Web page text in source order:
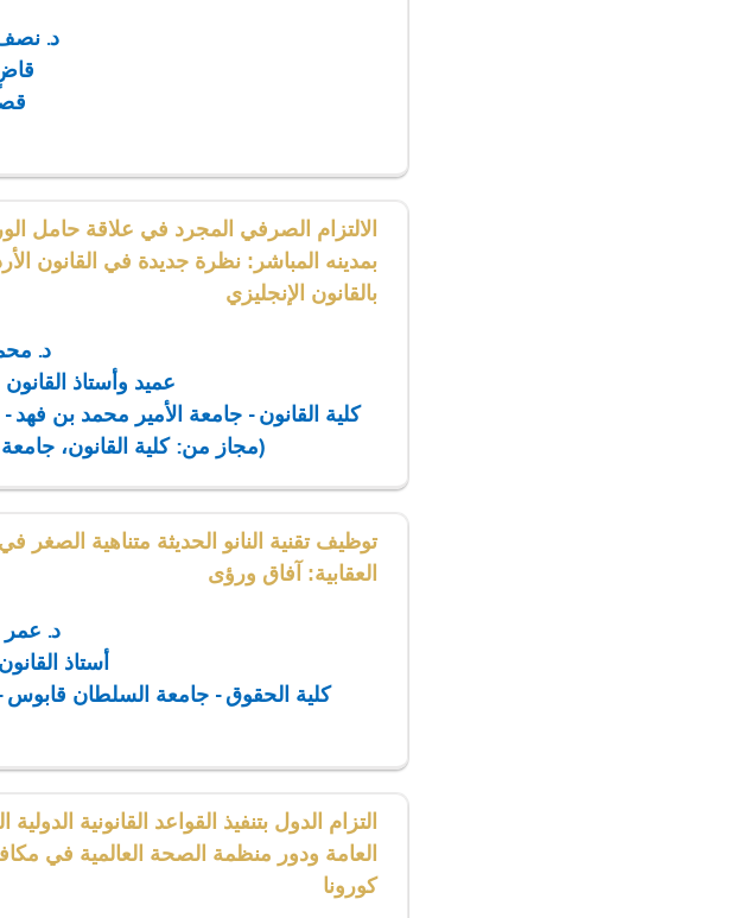
د.
الالتزام الصرفي المجرد في علاقة حامل
بمدينه المباشر: نظرة جديدة في القانون
بالقانون الإنجليزي
د.
عميد وأستاذ
كلية القانون - جامعة الأمير محمد بن فهد -
(مجاز من: كلية القانون،
توظيف تقنية النانو الحديثة متناهية الصغر
العقابية: آفاق ورؤى
د. عمر
أستاذ
كلية الحقوق - جامعة السلطان
التزام الدول بتنفيذ القواعد القانونية
العامة ودور منظمة الصحة العالمية في
كورونا